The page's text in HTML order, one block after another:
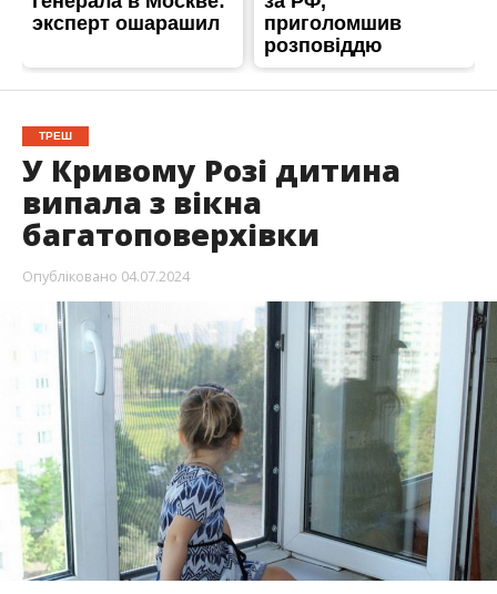
ТРЕШ
У Кривому Розі дитина
випала з вікна
багатоповерхівки
Опубліковано 04.07.2024